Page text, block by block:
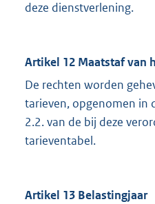
deze dienstverlening.
Artikel 12 Maatstaf van
De rechten worden
tarieven, opgenomen in
2.2. van de bij deze
tarieventabel.
Artikel 13 Belastingjaar